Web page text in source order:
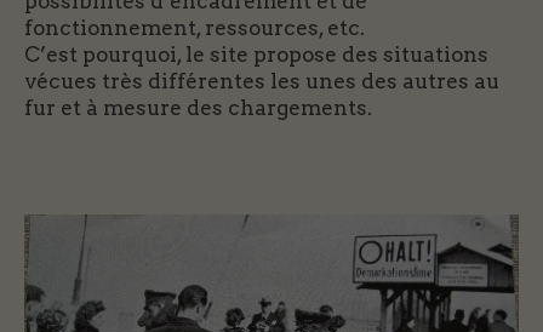
fonctionnement, ressources, etc.
C’est pourquoi, le site propose des situations
vécues très différentes les unes des autres au
fur et à mesure des chargements.